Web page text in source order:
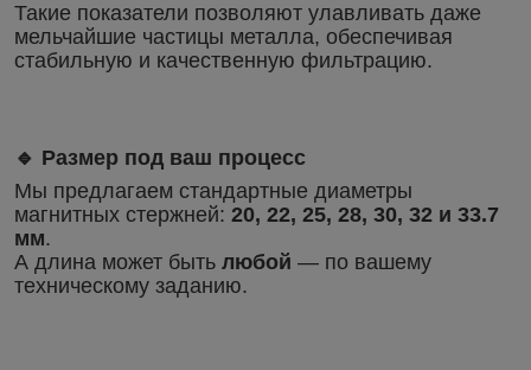
Такие показатели позволяют улавливать даже
мельчайшие частицы металла, обеспечивая
стабильную и качественную фильтрацию.
🔹 Размер под ваш процесс
Мы предлагаем стандартные диаметры
магнитных стержней: 20, 22, 25, 28, 30, 32 и 33.7
мм.
А длина может быть любой — по вашему
техническому заданию.